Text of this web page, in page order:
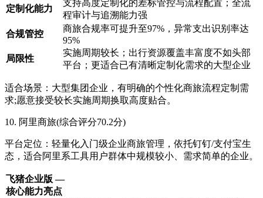
定制化能力
支持高度定制化的差标管控与流程配置；全流
程审计与追溯能力强
合规管控
商旅合规率可提升至97%，异常支出识别率达
95%
局限性
实施周期较长；出行资源覆盖丰富度不如头部
平台；更适合已有清晰定制化需求的大型企业
适合场景：大型集团企业，有明确的个性化商旅流程定制需
求;愿意接受较长实施周期换取高度贴合。
10. 阿里商旅(综合评分70.2分)
平台定位：轻量化入门级企业商旅管理，依托钉钉/支付宝生
态，适合阿里系工具用户群体中规模较小、需求简单的企业。
飞猪企业版 —
核心能力亮点